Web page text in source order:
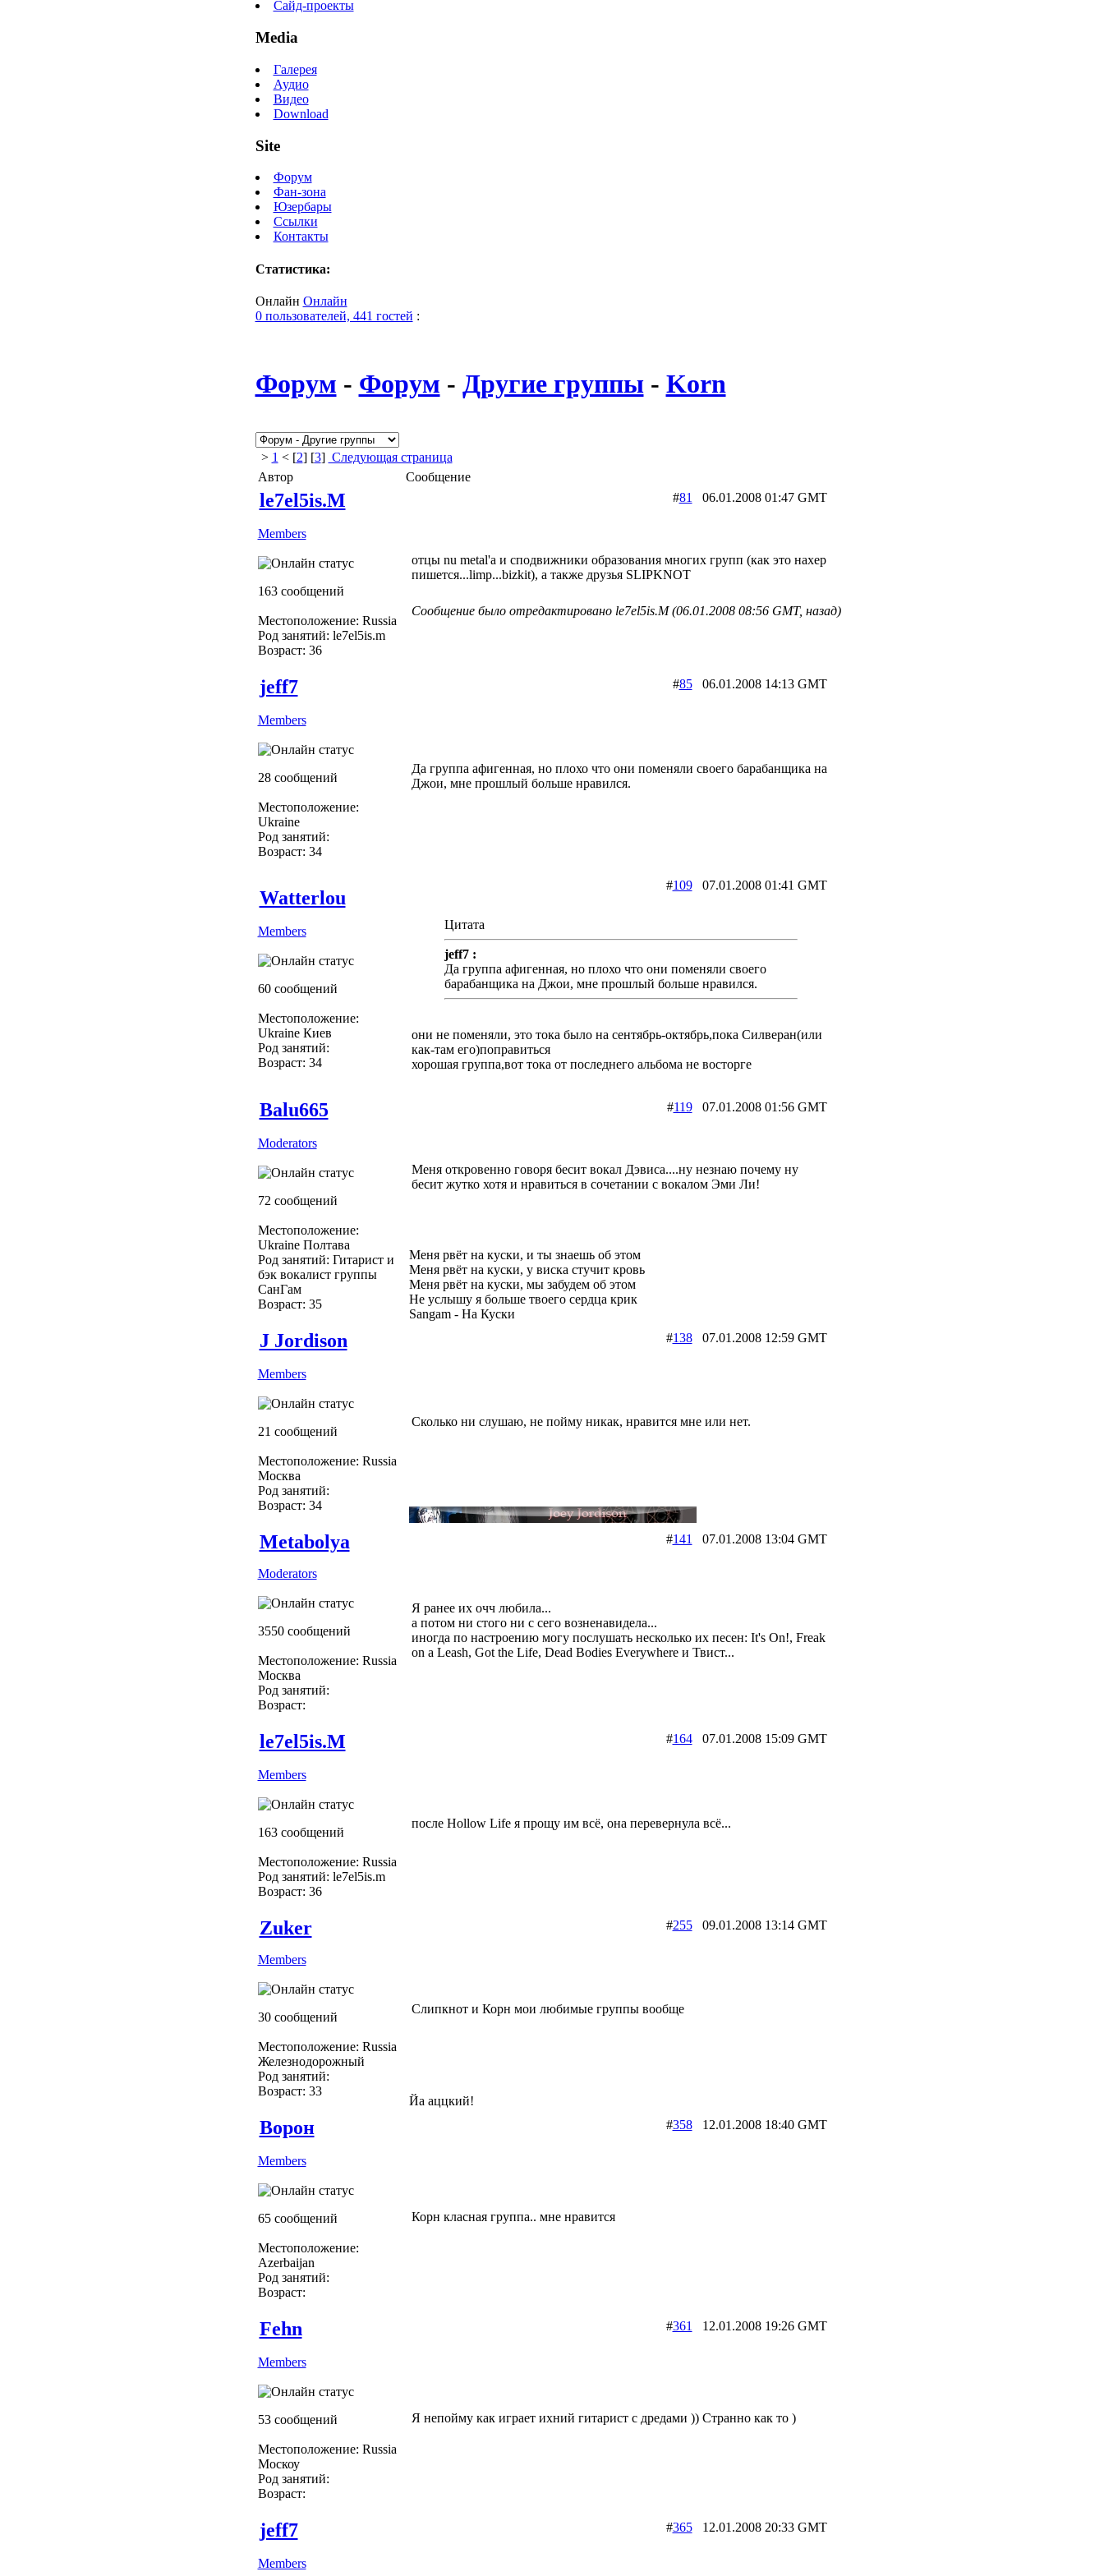
Сайд-проекты
Media
Галерея
Аудио
Видео
Download
Site
Форум
Фан-зона
Юзербары
Ссылки
Контакты
Статистика:
Онлайн Онлайн
0 пользователей, 441 гостей :
Форум - Форум - Другие группы- Korn
> 1 < [2] [3] Следующая страница
Автор
Сообщение
le7el5is.M
Members
163 сообщений
Местоположение: Russia
Род занятий: le7el5is.m
Возраст: 36
#81 06.01.2008 01:47 GMT
отцы nu metal'а и сподвижники образования многих групп (как это нахер
пишется...limp...bizkit), а также друзья SLIPKNOT
Сообщение было отредактировано le7el5is.M (06.01.2008 08:56 GMT, назад)
jeff7
Members
28 сообщений
Местоположение:
Ukraine
Род занятий:
Возраст: 34
#8506.01.2008 14:13 GMT
Да группа афигенная, но плохо что они поменяли своего барабанщика на
Джои, мне прошлый больше нравился.
Watterlou
Members
60 сообщений
Местоположение:
Ukraine Киев
Род занятий:
Возраст: 34
#10907.01.2008 01:41 GMT
Цитата
jeff7 :
Да группа афигенная, но плохо что они поменяли своего
барабанщика на Джои, мне прошлый больше нравился.
они не поменяли, это тока было на сентябрь-октябрь,пока Силверан(или
как-там его)поправиться
хорошая группа,вот тока от последнего альбома не восторге
Balu665
Moderators
72 сообщений
Местоположение:
Ukraine Полтава
Род занятий: Гитарист и
бэк вокалист группы
СанГам
Возраст: 35
#11907.01.2008 01:56 GMT
Меня откровенно говоря бесит вокал Дэвиса....ну незнаю почему ну
бесит жутко хотя и нравиться в сочетании с вокалом Эми Ли!
Меня рвёт на куски, и ты знаешь об этом
Меня рвёт на куски, у виска стучит кровь
Меня рвёт на куски, мы забудем об этом
Не услышу я больше твоего сердца крик
Sangam - На Куски
J Jordison
Members
21 сообщений
Местоположение: Russia
Москва
Род занятий:
Возраст: 34
#13807.01.2008 12:59 GMT
Сколько ни слушаю, не пойму никак, нравится мне или нет.
Metabolya
Moderators
3550 сообщений
Местоположение: Russia
Москва
Род занятий:
Возраст:
#141 07.01.2008 13:04 GMT
Я ранее их очч любила...
а потом ни стого ни с сего возненавидела...
иногда по настроению могу послушать несколько их песен: It's On!, Freak
on a Leash, Got the Life, Dead Bodies Everywhere и Твист...
le7el5is.M
Members
163 сообщений
Местоположение: Russia
Род занятий: le7el5is.m
Возраст: 36
#16407.01.2008 15:09 GMT
после Hollow Life я прощу им всё, она перевернула всё...
Zuker
Members
30 сообщений
Местоположение: Russia
Железнодорожный
Род занятий:
Возраст: 33
#25509.01.2008 13:14 GMT
Слипкнот и Корн мои любимые группы вообще
Йа аццкий!
Ворон
Members
65 сообщений
Местоположение:
Azerbaijan
Род занятий:
Возраст:
#35812.01.2008 18:40 GMT
Корн класная группа.. мне нравится
Fehn
Members
53 сообщений
Местоположение: Russia
Москоу
Род занятий:
Возраст:
#361 12.01.2008 19:26 GMT
Я непойму как играет ихний гитарист с дредами )) Странно как то )
jeff7
Members
#36512.01.2008 20:33 GMT